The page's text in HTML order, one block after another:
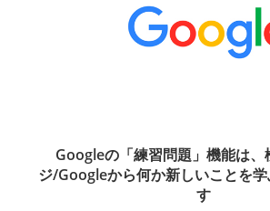
Googleの「練習問題」機能は、
ジ/Googleから何か新しいことを
す